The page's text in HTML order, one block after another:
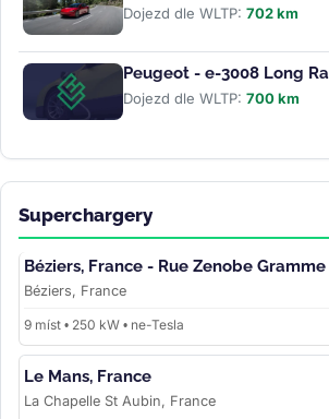
Dojezd dle WLTP: 702 km
Peugeot - e-3008 Long
Dojezd dle WLTP: 700 km
Superchargery
Béziers, France - Rue Zenobe Gramme
Béziers, France
9 míst • 250 kW • ne-Tesla
Le Mans, France
La Chapelle St Aubin, France